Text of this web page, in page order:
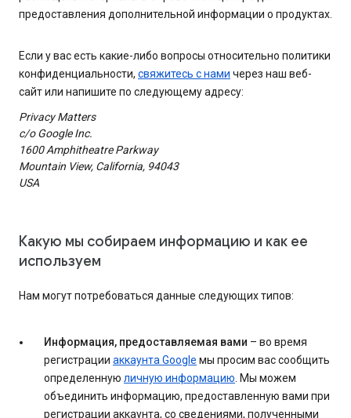
предоставления дополнительной информации о продуктах.
Если у вас есть какие-либо вопросы относительно политики
конфиденциальности, свяжитесь с нами через наш веб-
сайт или напишите по следующему адресу:
Privacy Matters
c/o Google Inc.
1600 Amphitheatre Parkway
Mountain View, California, 94043
USA
Какую мы собираем информацию и как ее
используем
Нам могут потребоваться данные следующих типов:
Информация, предоставляемая вами – во время
регистрации аккаунта Google мы просим вас сообщить
определенную личную информацию . Мы можем
объединить информацию, предоставленную вами при
регистрации аккаунта, со сведениями, полученными